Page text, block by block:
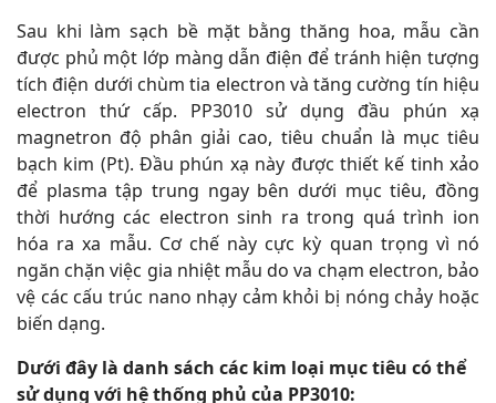
Sau khi làm sạch bề mặt bằng thăng hoa, mẫu cần
được phủ một lớp màng dẫn điện để tránh hiện tượng
tích điện dưới chùm tia electron và tăng cường tín hiệu
electron thứ cấp. PP3010 sử dụng đầu phún xạ
magnetron độ phân giải cao, tiêu chuẩn là mục tiêu
bạch kim (Pt). Đầu phún xạ này được thiết kế tinh xảo
để plasma tập trung ngay bên dưới mục tiêu, đồng
thời hướng các electron sinh ra trong quá trình ion
hóa ra xa mẫu. Cơ chế này cực kỳ quan trọng vì nó
ngăn chặn việc gia nhiệt mẫu do va chạm electron, bảo
vệ các cấu trúc nano nhạy cảm khỏi bị nóng chảy hoặc
biến dạng.
Dưới đây là danh sách các kim loại mục tiêu có thể
sử dụng với hệ thống phủ của PP3010: